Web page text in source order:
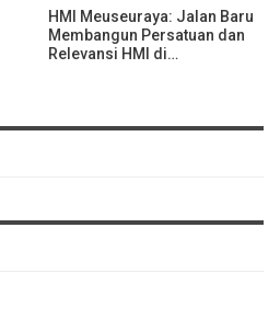
HMI Meuseuraya: Jalan Baru
Membangun Persatuan dan
Relevansi HMI di…